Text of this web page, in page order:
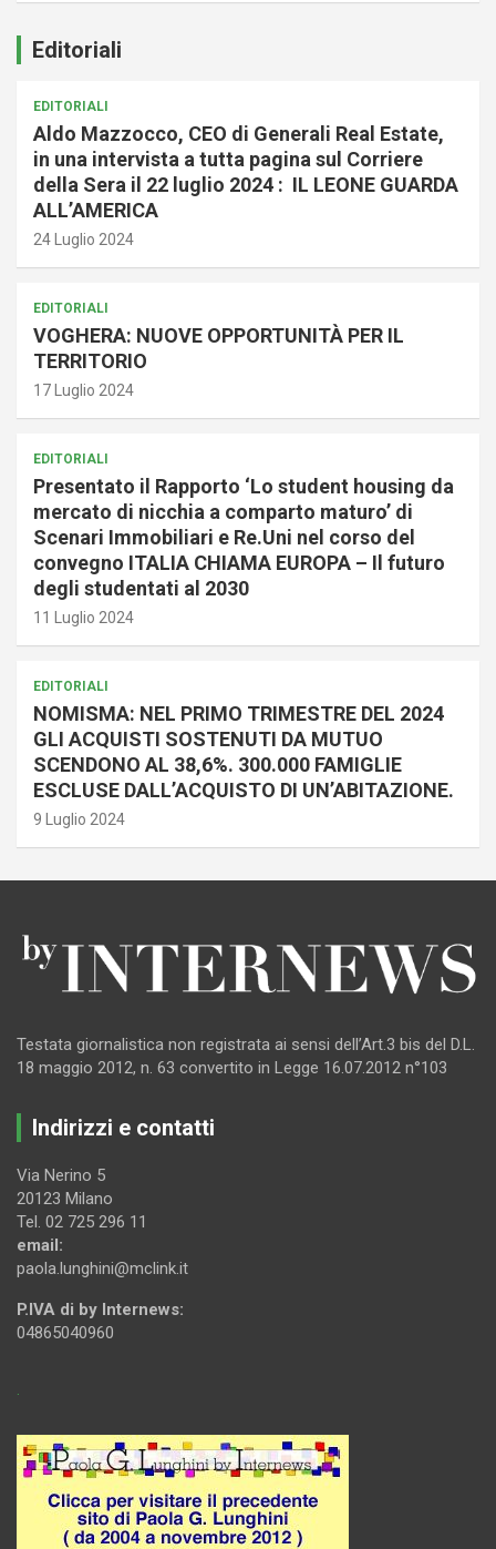
Editoriali
EDITORIALI
Aldo Mazzocco, CEO di Generali Real Estate,
in una intervista a tutta pagina sul Corriere
della Sera il 22 luglio 2024 : IL LEONE GUARDA
ALL’AMERICA
24 Luglio 2024
EDITORIALI
VOGHERA: NUOVE OPPORTUNITÀ PER IL
TERRITORIO
17 Luglio 2024
EDITORIALI
Presentato il Rapporto ‘Lo student housing da
mercato di nicchia a comparto maturo’ di
Scenari Immobiliari e Re.Uni nel corso del
convegno ITALIA CHIAMA EUROPA – Il futuro
degli studentati al 2030
11 Luglio 2024
EDITORIALI
NOMISMA: NEL PRIMO TRIMESTRE DEL 2024
GLI ACQUISTI SOSTENUTI DA MUTUO
SCENDONO AL 38,6%. 300.000 FAMIGLIE
ESCLUSE DALL’ACQUISTO DI UN’ABITAZIONE.
9 Luglio 2024
Testata giornalistica non registrata ai sensi dell’Art.3 bis del D.L.
18 maggio 2012, n. 63 convertito in Legge 16.07.2012 n°103
Indirizzi e contatti
Via Nerino 5
20123 Milano
Tel. 02 725 296 11
email:
paola.lunghini@mclink.it
P.IVA di by Internews:
04865040960
.